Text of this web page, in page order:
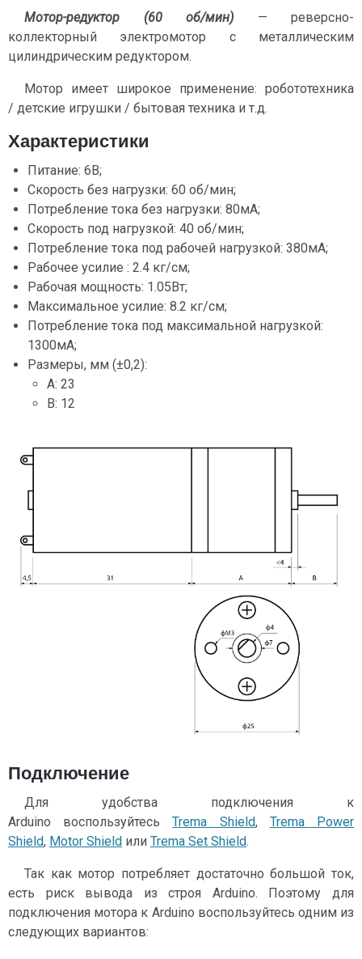
Мотор-редуктор (60 об/мин) — реверсно-
коллекторный электромотор с металлическим
цилиндрическим редуктором.
Мотор имеет широкое применение: робототехника
/ детские игрушки / бытовая техника и т.д.
Характеристики
Питание: 6В;
Скорость без нагрузки: 60 об/мин;
Потребление тока без нагрузки: 80мА;
Скорость под нагрузкой: 40 об/мин;
Потребление тока под рабочей нагрузкой: 380мА;
Рабочее усилие : 2.4 кг/см;
Рабочая мощность: 1.05Вт;
Максимальное усилие: 8.2 кг/см;
Потребление тока под максимальной нагрузкой:
1300мА;
Размеры, мм (±0,2):
A: 23
B: 12
Подключение
Для удобства подключения к
Arduino воспользуйтесьTrema Shield, Trema Power
Shield, Motor Shield или Trema Set Shield.
Так как мотор потребляет достаточно большой ток,
есть риск вывода из строя Arduino. Поэтому для
подключения мотора к Arduino воспользуйтесь одним из
следующих вариантов: